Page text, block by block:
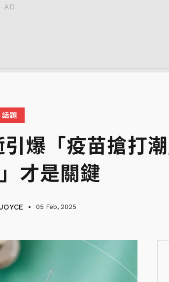
話題
爆「疫苗搶打潮
才是關鍵
05 Feb, 2025